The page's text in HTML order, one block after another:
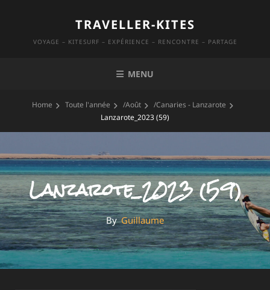
content
TRAVELLER-KITES
VOYAGE – KITESURF – EXPÉRIENCE – RENCONTRE – PARTAGE
MENU
Home Toute l'année /Août /Canaries - Lanzarote
Lanzarote_2023 (59)
Lanzarote_2023 (59)
By
By Guillaume